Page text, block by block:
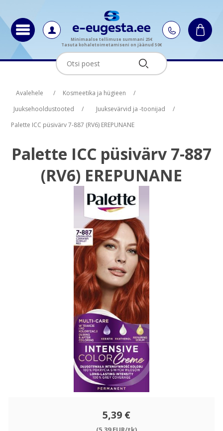
Minimaalse tellimuse summani 25€
Tasuta kohaletoimetamiseni on jäänud 50€
Avalehele / Kosmeetika ja hügieen
/
Juuksehooldustooted
/ Juuksevärvid ja -toonijad
/
Palette ICC püsivärv 7-887 (RV6) EREPUNANE
Palette ICC püsivärv 7-887
(RV6) EREPUNANE
5,39 €